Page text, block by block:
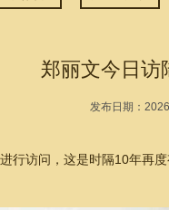
郑丽文今日访
发布日期：
行访问，这是时隔10年再